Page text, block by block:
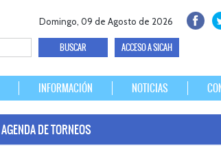
Domingo, 09 de Agosto de 2026
ACCESO A SICAH
INFORMACIÓN NOTICIAS
AGENDA DE TORNEOS